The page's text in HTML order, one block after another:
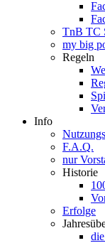
TnB TC
my big
Regeln
Info
F.A.Q.
nur
Historie
Erfolge